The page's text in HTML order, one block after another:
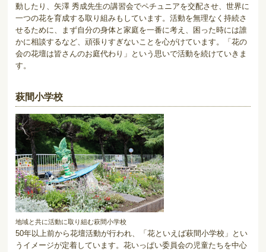
動したり、矢澤 秀成先生の講習会でペチュニアを交配させ、世界に
一つの花を育成する取り組みもしています。活動を無理なく持続さ
せるために、まず自分の身体と家庭を一番に考え、困った時には誰
かに相談するなど、頑張りすぎないことを心がけています。「花の
会の花壇は皆さんのお庭代わり」という思いで活動を続けていきま
す。
萩間小学校
地域と共に活動に取り組む萩間小学校
50年以上前から花壇活動が行われ、「花といえば萩間小学校」とい
うイメージが定着しています。花いっぱい委員会の児童たちを中心